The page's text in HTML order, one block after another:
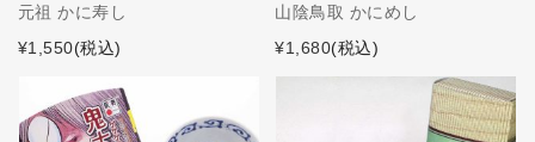
元祖 かに寿し
¥1,550(税込)
山陰鳥取 かにめし
¥1,680(税込)